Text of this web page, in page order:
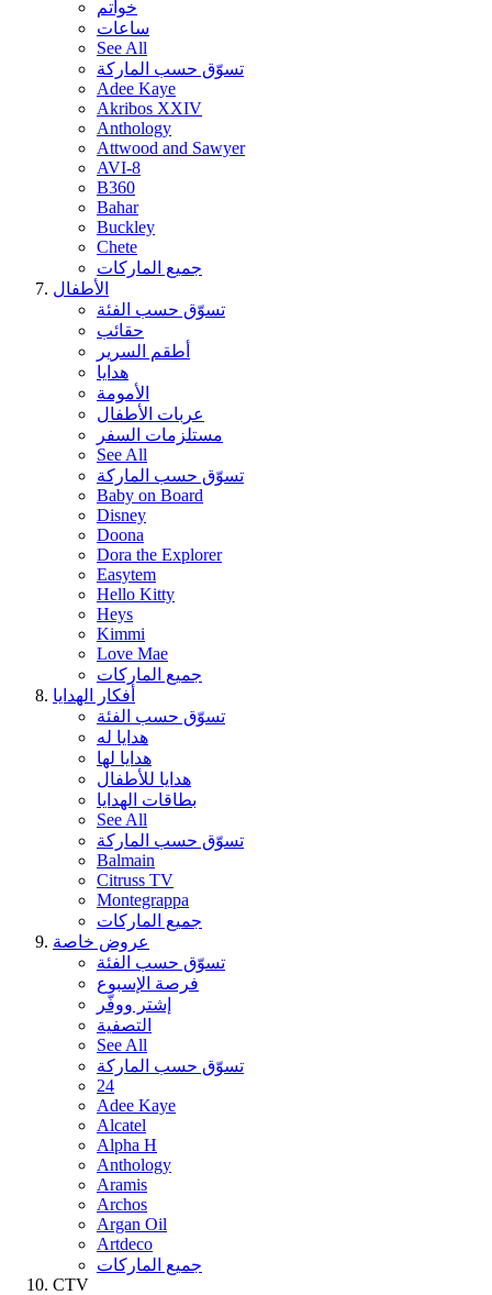
خواتم
ساعات
See All
تسوّق حسب الماركة
Adee Kaye
Akribos XXIV
Anthology
Attwood and Sawyer
AVI-8
B360
Bahar
Buckley
Chete
جميع الماركات
الأطفال
تسوّق حسب الفئة
حقائب
أطقم السرير
هدايا
الأمومة
عربات الأطفال
مستلزمات السفر
See All
تسوّق حسب الماركة
Baby on Board
Disney
Doona
Dora the Explorer
Easytem
Hello Kitty
Heys
Kimmi
Love Mae
جميع الماركات
أفكار الهدايا
تسوّق حسب الفئة
هدايا له
هدايا لها
هدايا للأطفال
بطاقات الهدايا
See All
تسوّق حسب الماركة
Balmain
Citruss TV
Montegrappa
جميع الماركات
عروض خاصة
تسوّق حسب الفئة
فرصة الإسبوع
إشتر ووفّر
التصفية
See All
تسوّق حسب الماركة
24
Adee Kaye
Alcatel
Alpha H
Anthology
Aramis
Archos
Argan Oil
Artdeco
جميع الماركات
CTV